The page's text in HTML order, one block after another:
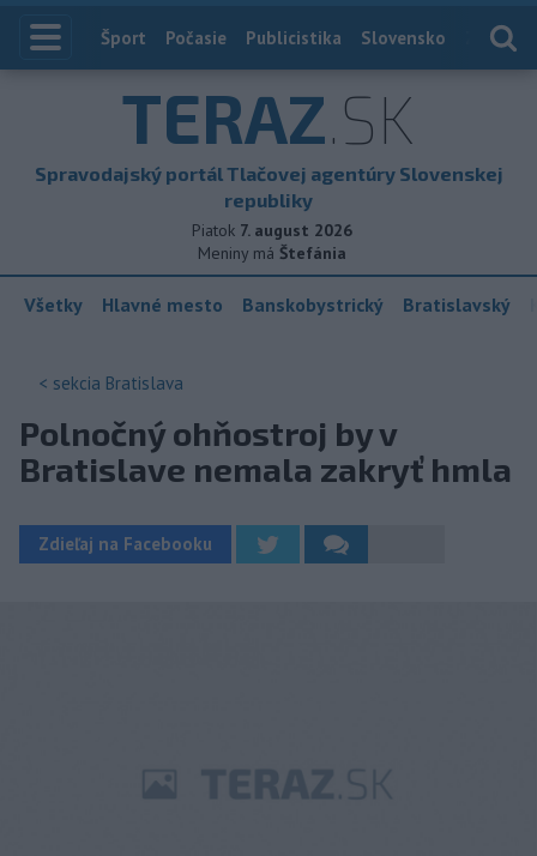
Index
Šport Počasie Publicistika Slovensko
TERAZ.SK
Spravodajský portál Tlačovej agentúry Slovenskej
republiky
Piatok 7. august 2026
Meniny má Štefánia
Všetky Hlavné mesto Banskobystrický Bratislavský
< sekcia Bratislava
Polnočný ohňostroj by v
Bratislave nemala zakryť hmla
Zdieľaj na Facebooku